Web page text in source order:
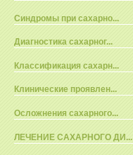
Синдромы при сахарно...
Диагностика сахарног...
Классификация сахарн...
Клинические проявлен...
Осложнения сахарного...
ЛЕЧЕНИЕ САХАРНОГО ДИ...